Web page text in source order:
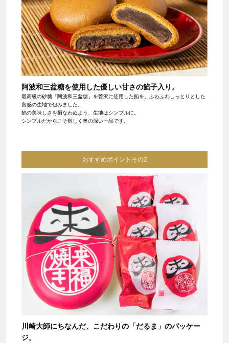
阿波和三盆糖を使用した優しい甘さの餡子入り。
最高級の砂糖「阿波和三盆糖」を贅沢に使用した餡を、ふわふわしっとりとした
食感の生地で包みました。
餡の美味しさを損なわぬよう、生地はシンプルに。
シンプルだからこそ難しく奥の深い一品です。
おすすめポイントその2
川崎大師にちなんだ、こだわりの「だるま」のパッケー
ジ。